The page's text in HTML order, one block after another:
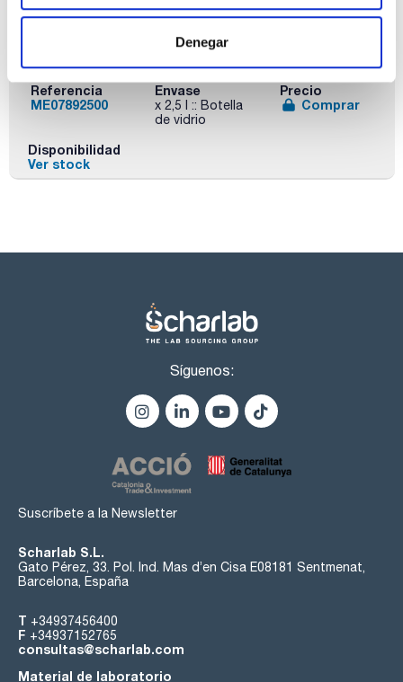
Denegar
Referencia
ME07892500
Envase
x 2,5 l :: Botella
de vidrio
Precio
Comprar
Disponibilidad
Ver stock
Síguenos:
Suscríbete a la Newsletter
Scharlab S.L.
Gato Pérez, 33. Pol. Ind. Mas d’en Cisa E08181 Sentmenat,
Barcelona, España
T +34937456400
F +34937152765
consultas@scharlab.com
Material de laboratorio